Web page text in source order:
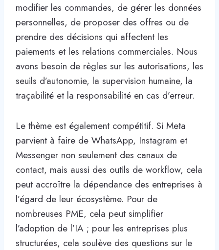
modifier les commandes, de gérer les données
personnelles, de proposer des offres ou de
prendre des décisions qui affectent les
paiements et les relations commerciales. Nous
avons besoin de règles sur les autorisations, les
seuils d’autonomie, la supervision humaine, la
traçabilité et la responsabilité en cas d’erreur.
Le thème est également compétitif. Si Meta
parvient à faire de WhatsApp, Instagram et
Messenger non seulement des canaux de
contact, mais aussi des outils de workflow, cela
peut accroître la dépendance des entreprises à
l’égard de leur écosystème. Pour de
nombreuses PME, cela peut simplifier
l’adoption de l’IA ; pour les entreprises plus
structurées, cela soulève des questions sur le